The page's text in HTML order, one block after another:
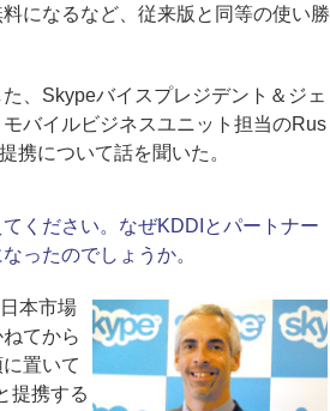
になるなど、従来版と同等の使い勝
、Skypeバイスプレジデント＆ジェ
バイルビジネスユニット担当のRus
携について話を聞いた。
ください。なぜKDDIとパートナー
ったのでしょうか。
本市場
てから
置いて
提携する